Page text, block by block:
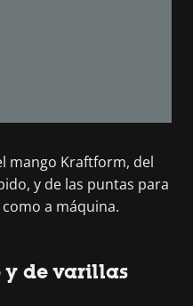
mango Kraftform, del
y de las puntas para
a máquina.
y de varillas